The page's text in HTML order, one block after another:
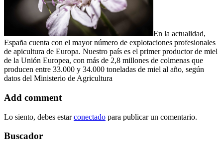
En la actualidad,
España cuenta con el mayor número de explotaciones profesionales
de apicultura de Europa. Nuestro país es el primer productor de miel
de la Unión Europea, con más de 2,8 millones de colmenas que
producen entre 33.000 y 34.000 toneladas de miel al año, según
datos del Ministerio de Agricultura
Add comment
Lo siento, debes estarconectado para publicar un comentario.
Buscador